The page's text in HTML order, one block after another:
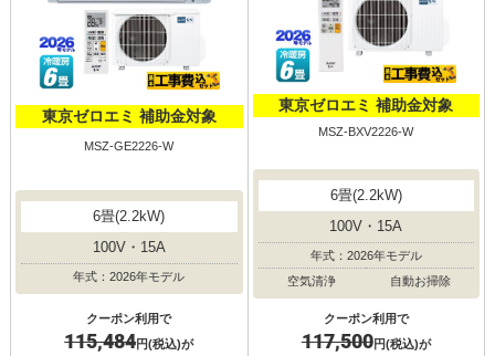
東京ゼロエミ 補助金対象
MSZ-GE2226-W
6畳(2.2kW)
100V・15A
年式：2026年モデル
クーポン利用で
115,484円(税込)が
東京ゼロエミ 補助金対象
MSZ-BXV2226-W
6畳(2.2kW)
100V・15A
年式：2026年モデル
空気清浄
自動お掃除
クーポン利用で
117,500円(税込)が